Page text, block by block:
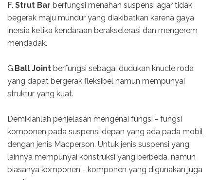
F. Strut Bar berfungsi menahan suspensi agar tidak
begerak maju mundur yang diakibatkan karena gaya
inersia ketika kendaraan berakselerasi dan mengerem
mendadak.
G. Ball Joint berfungsi sebagai dudukan knucle roda
yang dapat bergerak fleksibel namun mempunyai
struktur yang kuat.
Demikianlah penjelasan mengenai fungsi - fungsi
komponen pada suspensi depan yang ada pada mobil
dengan jenis Macperson. Untuk jenis suspensi yang
lainnya mempunyai konstruksi yang berbeda, namun
biasanya komponen - komponen yang digunakan juga